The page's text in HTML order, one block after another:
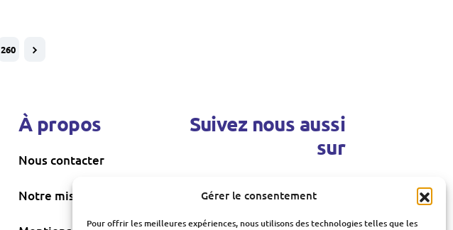
Gérer le consentement
Pour offrir les meilleures expériences, nous utilisons des technologies telles que les
260
À propos
Nous contacter
Notre mission
Suivez nous aussi
sur